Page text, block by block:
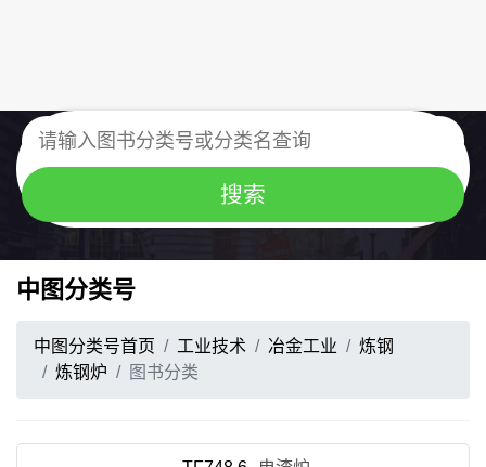
中图分类号
中图分类号首页 工业技术 冶金工业
炼钢
炼钢炉
图书分类